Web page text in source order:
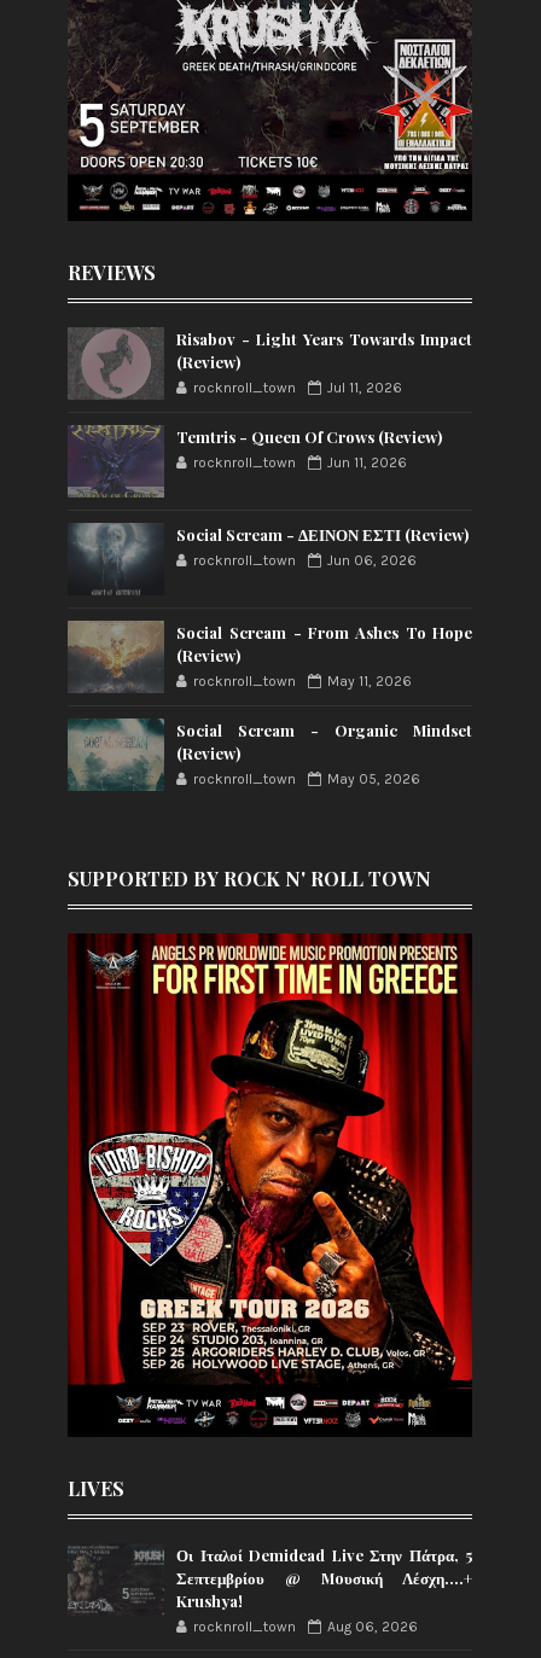
REVIEWS
Risabov - Light Years Towards Impact
(Review)
rocknroll_town Jul 11, 2026
Temtris - Queen Of Crows (Review)
rocknroll_town Jun 11, 2026
Social Scream - ΔΕΙΝΟΝ ΕΣΤΙ (Review)
rocknroll_town Jun 06, 2026
Social Scream - From Ashes To Hope
(Review)
rocknroll_town May 11, 2026
Social Scream - Organic Mindset
(Review)
rocknroll_town May 05, 2026
SUPPORTED BY ROCK N' ROLL TOWN
LIVES
Οι Ιταλοί Demidead Live Στην Πάτρα, 5
Σεπτεμβρίου @ Moυσική Λέσχη….+
Krushya!
rocknroll_town Aug 06, 2026